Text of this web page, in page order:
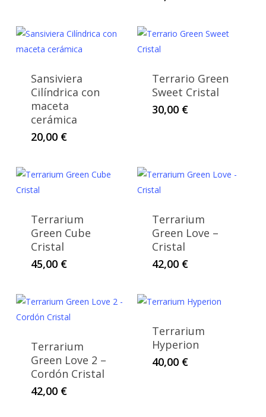
Sansiviera
Cilíndrica con
maceta
cerámica
20,00 €
Terrario Green
Sweet Cristal
30,00 €
Terrarium
Green Cube
Cristal
45,00 €
Terrarium
Green Love –
Cristal
42,00 €
Terrarium
Green Love 2 –
Cordón Cristal
42,00 €
Terrarium
Hyperion
40,00 €